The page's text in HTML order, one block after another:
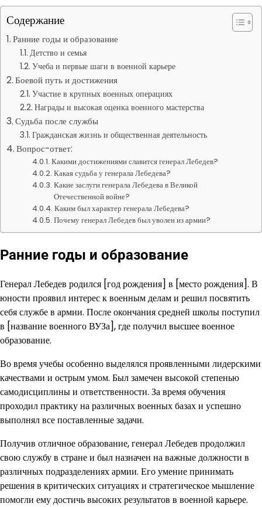
Содержание
Ранние годы и образование
Детство и семья
Учеба и первые шаги в военной карьере
Боевой путь и достижения
Участие в крупных военных операциях
Награды и высокая оценка военного мастерства
Судьба после службы
Гражданская жизнь и общественная деятельность
Вопрос-ответ:
Какими достижениями славится генерал Лебедев?
Какая судьба у генерала Лебедева?
Какие заслуги генерала Лебедева в Великой
Отечественной войне?
Каким был характер генерала Лебедева?
Почему генерал Лебедев был уволен из армии?
Ранние годы и образование
Генерал Лебедев родился [год рождения] в [место рождения]. В
юности проявил интерес к военным делам и решил посвятить
себя службе в армии. После окончания средней школы поступил
в [название военного ВУЗа], где получил высшее военное
образование.
Во время учебы особенно выделялся проявленными лидерскими
качествами и острым умом. Был замечен высокой степенью
самодисциплины и ответственности. За время обучения
проходил практику на различных военных базах и успешно
выполнял все поставленные задачи.
Получив отличное образование, генерал Лебедев продолжил
свою службу в стране и был назначен на важные должности в
различных подразделениях армии. Его умение принимать
решения в критических ситуациях и стратегическое мышление
помогли ему достичь высоких результатов в военной карьере.